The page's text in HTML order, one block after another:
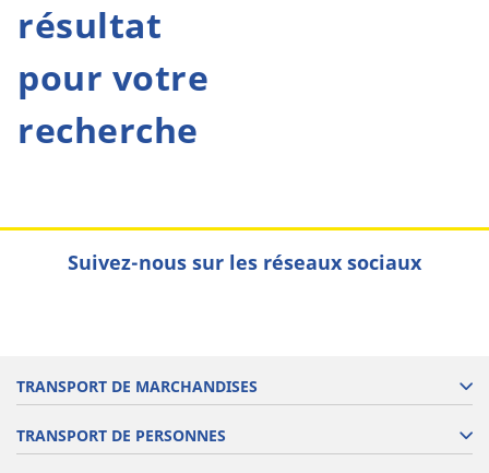
résultat
pour votre
recherche
Suivez-nous sur les réseaux sociaux
TRANSPORT DE MARCHANDISES
TRANSPORT DE PERSONNES